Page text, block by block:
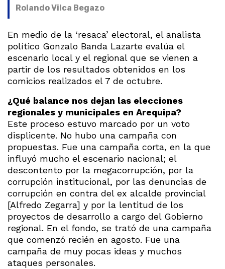
Rolando Vilca Begazo
En medio de la ‘resaca’ electoral, el analista
político Gonzalo Banda Lazarte evalúa el
escenario local y el regional que se vienen a
partir de los resultados obtenidos en los
comicios realizados el 7 de octubre.
¿Qué balance nos dejan las elecciones
regionales y municipales en Arequipa?
Este proceso estuvo marcado por un voto
displicente. No hubo una campaña con
propuestas. Fue una campaña corta, en la que
influyó mucho el escenario nacional; el
descontento por la megacorrupción, por la
corrupción institucional, por las denuncias de
corrupción en contra del ex alcalde provincial
[Alfredo Zegarra] y por la lentitud de los
proyectos de desarrollo a cargo del Gobierno
regional. En el fondo, se trató de una campaña
que comenzó recién en agosto. Fue una
campaña de muy pocas ideas y muchos
ataques personales.